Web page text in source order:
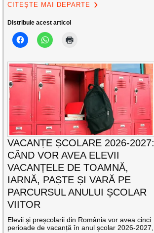
CITEȘTE MAI DEPARTE
Distribuie acest articol
VACANȚE ȘCOLARE 2026-2027:
CÂND VOR AVEA ELEVII
VACANȚELE DE TOAMNĂ,
IARNĂ, PAȘTE ȘI VARĂ PE
PARCURSUL ANULUI ȘCOLAR
VIITOR
Elevii și preșcolarii din România vor avea cinci
perioade de vacanță în anul școlar 2026-2027,